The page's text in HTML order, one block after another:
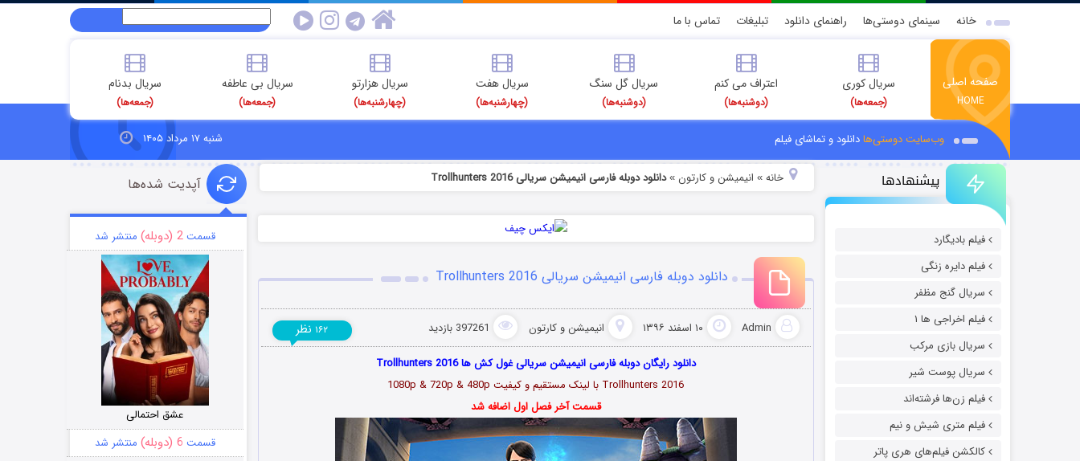
خانه سینمای دوستی‌ها راهنمای دانلود تبلیغات تماس با ما
صفحه اصلی
HOME
سریال کوری
(جمعه‌ها)
اعتراف می کنم
(دوشنبه‌ها)
سریال گل سنگ
(دوشنبه‌ها)
سریال هفت
(چهارشنبه‌ها)
سریال هزارتو
(چهارشنبه‌ها)
سریال بی عاطفه
(جمعه‌ها)
سریال بدنام
(جمعه‌ها)
وب‌سایت دوستی‌هادانلود و تماشای فیلم شنبه ۱۷ مرداد ۱۴۰۵
پیشنهادها
فیلم بادیگارد
فیلم دایره زنگی
سریال گنج مظفر
فیلم اخراجی ها ۱
سریال بازی مرکب
سریال پوست شیر
فیلم زن‌ها فرشته‌اند
فیلم متری شیش و نیم
کالکشن فیلم‌های هری پاتر
خانه» انیمیشن و کارتون »دانلود دوبله فارسی انیمیشن سریالی Trollhunters 2016
دانلود دوبله فارسی انیمیشن سریالی Trollhunters 2016
Admin ۱۰ اسفند ۱۳۹۶ انیمیشن و کارتون 397261 بازدید ۱۶۲ نظر
دانلود رایگان دوبله فارسی انیمیشن سریالی غول کش‌ ها Trollhunters 2016
Trollhunters 2016 با لینک مستقیم و کیفیت 1080p & 720p & 480p
قسمت آخر فصل اول اضافه شد
آپدیت شده‌ها
قسمت2 (دوبله) منتشر شد
عشق احتمالی
قسمت 6 (دوبله) منتشر شد